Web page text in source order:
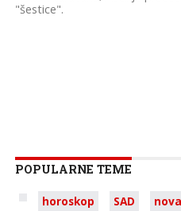
"šestice".
POPULARNE TEME
horoskop SAD